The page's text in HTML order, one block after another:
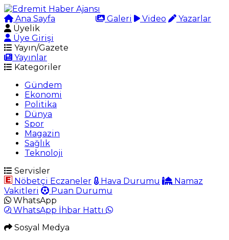
Ana Sayfa Galeri Video
Yazarlar
Üyelik
Üye Girişi
Yayın/Gazete
Yayınlar
Kategoriler
Gündem
Ekonomi
Politika
Dünya
Spor
Magazin
Sağlık
Teknoloji
Servisler
Nöbetçi Eczaneler
Hava Durumu
Namaz
Vakitleri
Puan Durumu
WhatsApp
WhatsApp İhbar Hattı
Sosyal Medya